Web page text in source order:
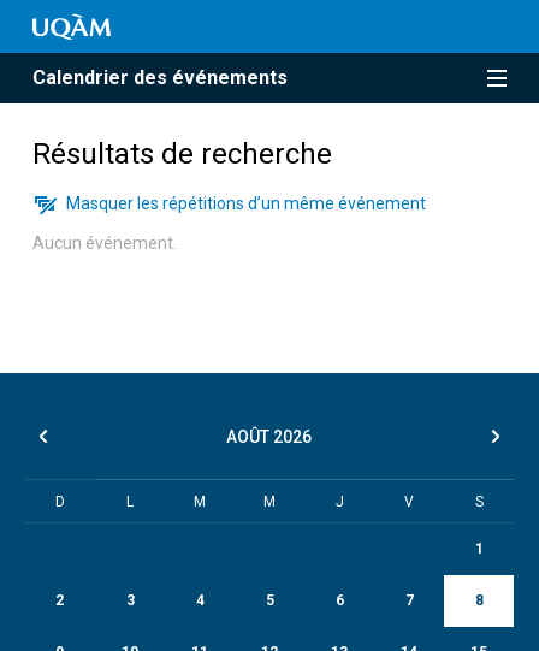
Calendrier des événements
Résultats de recherche
Masquer les répétitions d’un même événement
Aucun événement.
AOÛT 2026
D L M M J V S
1
2 3 4 5 6 7 8